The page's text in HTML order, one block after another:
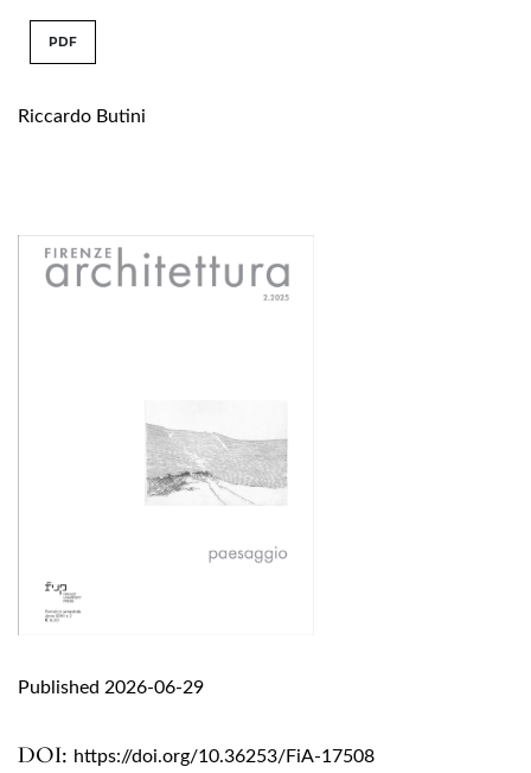
PDF
Riccardo Butini
DOI: https://doi.org/10.36253/FiA-17508
Published 2026-06-29